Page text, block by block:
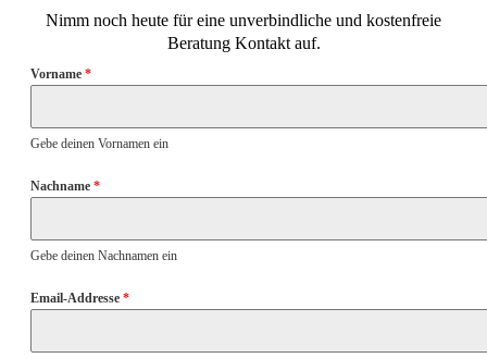
Nimm noch heute für eine unverbindliche und kostenfreie
Beratung Kontakt auf.
Vorname *
Gebe deinen Vornamen ein
Nachname *
Gebe deinen Nachnamen ein
Email-Addresse *